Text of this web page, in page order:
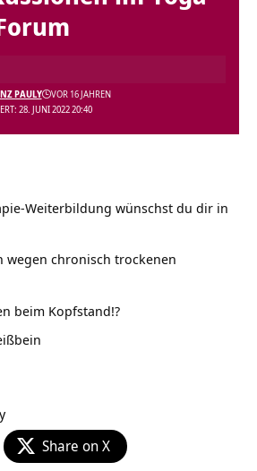
28. JUNI 2022 20:40
PAULY VOR 16 JAHREN
Weiterbildung wünschst du dir in
wegen chronisch trockenen
beim Kopfstand!?
Share on X